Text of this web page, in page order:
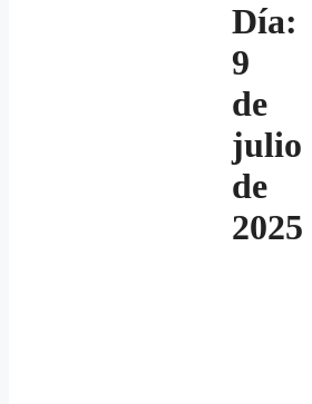
Día:
9
de
julio
de
2025